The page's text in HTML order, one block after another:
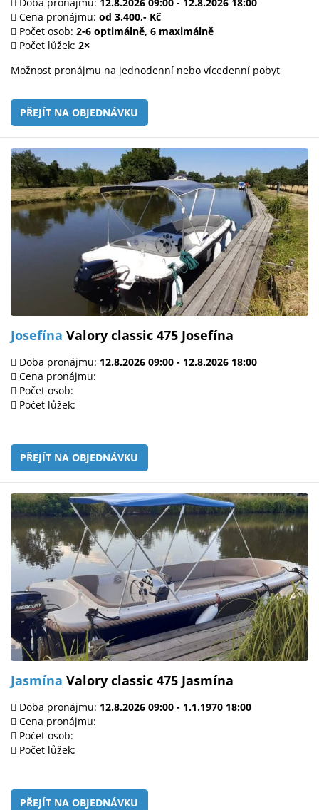
Cena pronájmu: od 3.400,- Kč
Počet osob: 2-6 optimálně, 6 maximálně
Počet lůžek: 2×
Možnost pronájmu na jednodenní nebo vícedenní pobyt
PŘEJÍT NA OBJEDNÁVKU
Josefína Valory classic 475 Josefína
Doba pronájmu: 12.8.2026 09:00 - 12.8.2026 18:00
Cena pronájmu:
Počet osob:
Počet lůžek:
PŘEJÍT NA OBJEDNÁVKU
Jasmína Valory classic 475 Jasmína
Doba pronájmu: 12.8.2026 09:00 - 1.1.1970 18:00
Cena pronájmu:
Počet osob:
Počet lůžek:
PŘEJÍT NA OBJEDNÁVKU